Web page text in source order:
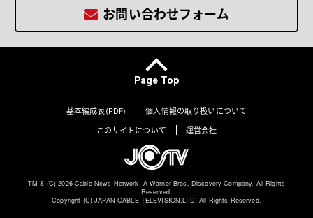
お問い合わせフォーム
Page Top
基本編成表(PDF)
個人情報の取り扱いについて
このサイトについて
運営会社
TM & (C) 2026 Cable News Network. A Warner Bros. Discovery Company. All Rights
Reserved.
Copyright (C) JAPAN CABLE TELEVISION,LTD. All Rights Reserved.